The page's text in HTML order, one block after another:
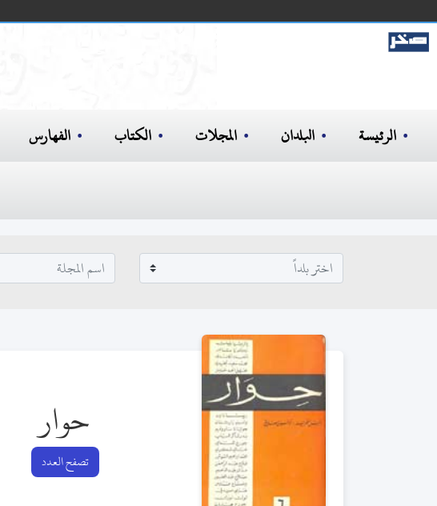
الرئيسة البلدان المجلات الكتاب الفهارس
حوار
تصفح العدد